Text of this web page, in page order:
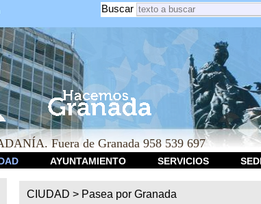
Buscar
Fuera de Granada 958 539 697
AYUNTAMIENTO SERVICIOS
CIUDAD > Pasea por Granada